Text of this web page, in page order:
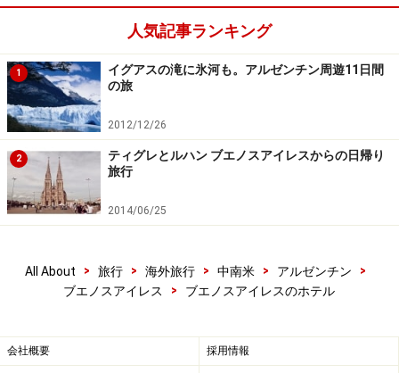
また、一部のホテルに関しては、 ホテルズドットコム
ブッキングドットコム、エクスペディアといったサイト
経由での予約も可能です。こういったサイトのおかげ
で、小規模なデザインホテルやゲストハウスも予約しや
すくなりました。
次のページからガイド厳選のホテルを紹介していきま
す！
い。
※海外を訪れる際には最新情報の入手に努め、「外務省 海外安全
人気記事ランキング
1
イグアスの滝に氷河も。アルゼンチン周遊11日間
の旅
2012/12/26
2
ティグレとルハン ブエノスアイレスからの日帰り
旅行
2014/06/25
All About > 旅行 > 海外旅行 > 中南米 > アルゼンチン
>
ブエノスアイレス
> ブエノスアイレスのホテル
会社概要 採用情報